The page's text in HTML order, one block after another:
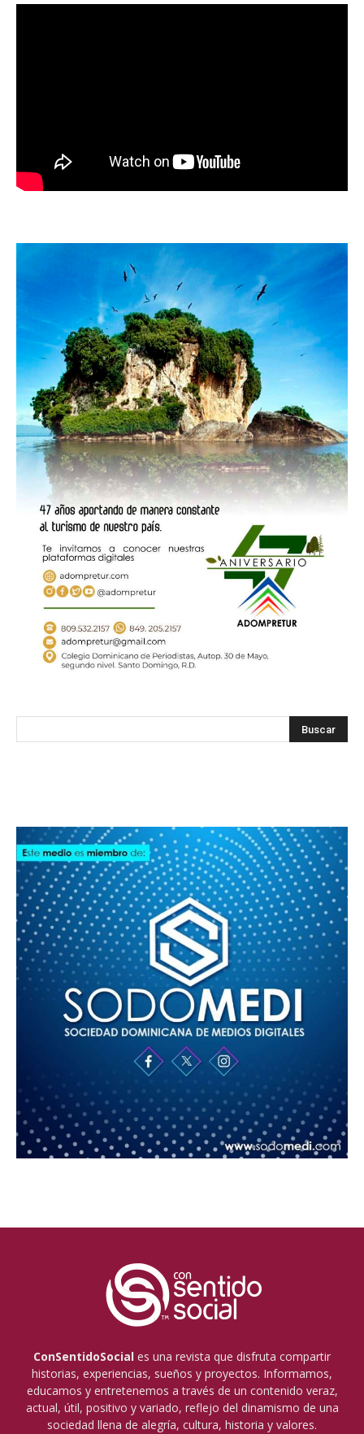
ConSentidoSocial es una revista que disfruta compartir
historias, experiencias, sueños y proyectos. Informamos,
educamos y entretenemos a través de un contenido veraz,
actual, útil, positivo y variado, reflejo del dinamismo de una
sociedad llena de alegría, cultura, historia y valores.